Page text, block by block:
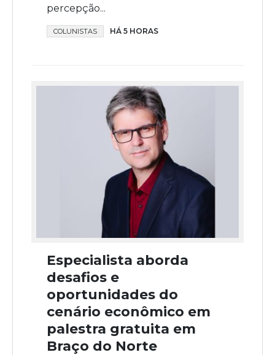
percepção...
COLUNISTAS HÁ 5 HORAS
Especialista aborda
desafios e
oportunidades do
cenário econômico em
palestra gratuita em
Braço do Norte